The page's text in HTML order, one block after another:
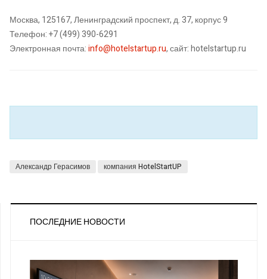
Москва, 125167, Ленинградский проспект, д. 37, корпус 9
Телефон: +7 (499) 390-6291
Электронная почта:info@hotelstartup.ru, сайт: hotelstartup.ru
Александр Герасимов компания HotelStartUP
ПОСЛЕДНИЕ НОВОСТИ